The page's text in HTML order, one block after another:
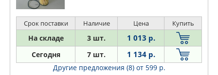
Срок поставки Наличие Цена Купить
На складе 3 шт. 1 013 р.
Сегодня 7 шт. 1 134 р.
Другие предложения (8) от 599 р.